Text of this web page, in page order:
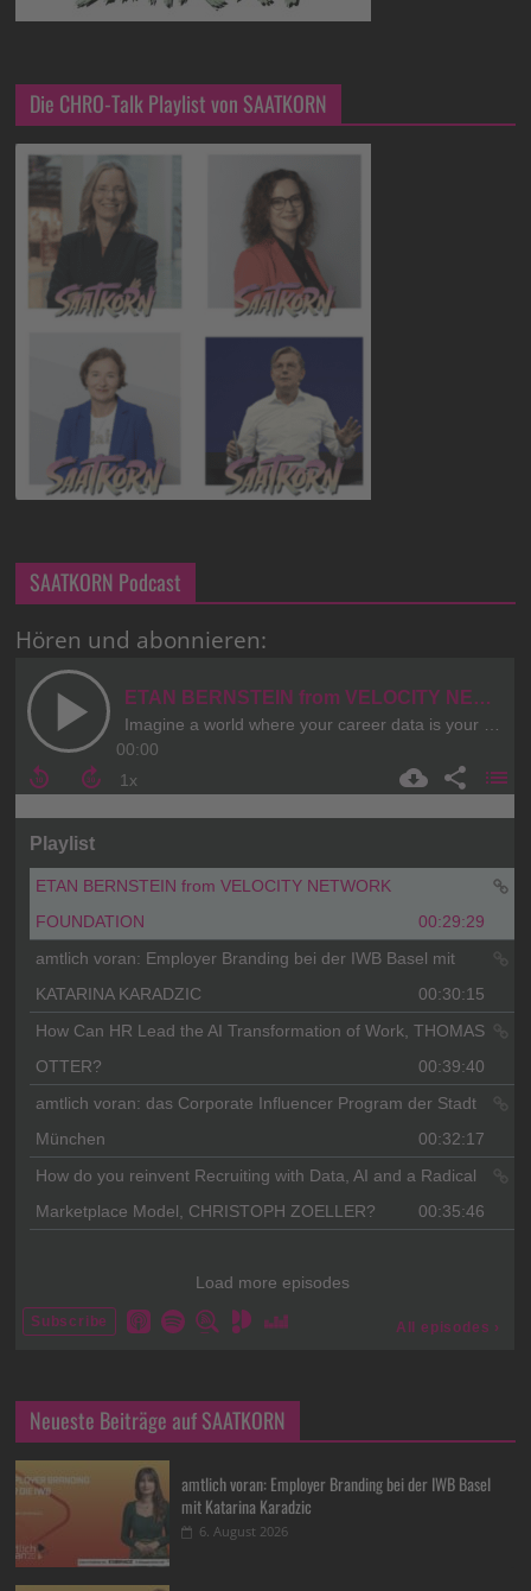
Die CHRO-Talk Playlist von SAATKORN
SAATKORN Podcast
Hören und abonnieren:
Neueste Beiträge auf SAATKORN
amtlich voran: Employer Branding bei der IWB Basel
mit Katarina Karadzic
6. August 2026